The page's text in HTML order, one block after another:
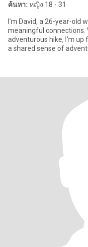
ค้นหา: หญิง 18 - 31
I'm David, a 26-year-old
meaningful connections.
adventurous hike, I'm up
a shared sense of